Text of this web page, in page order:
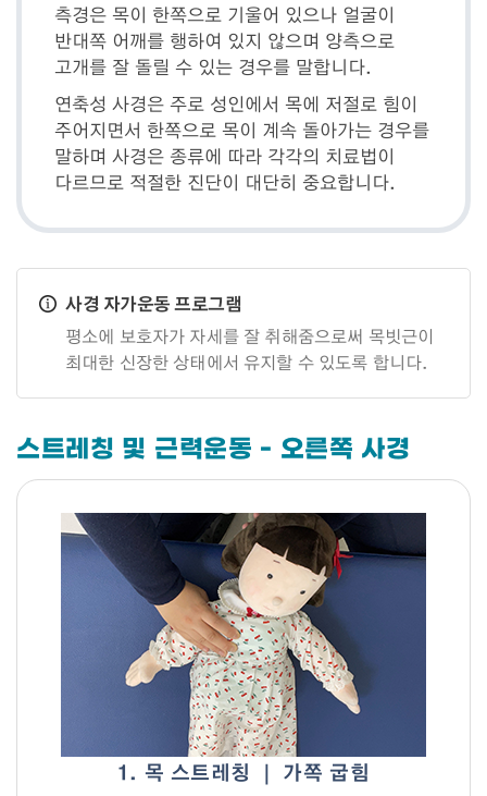
측경은 목이 한쪽으로 기울어 있으나 얼굴이
반대쪽 어깨를 행하여 있지 않으며 양측으로
고개를 잘 돌릴 수 있는 경우를 말합니다.
연축성 사경은 주로 성인에서 목에 저절로 힘이
주어지면서 한쪽으로 목이 계속 돌아가는 경우를
말하며 사경은 종류에 따라 각각의 치료법이
다르므로 적절한 진단이 대단히 중요합니다.
사경 자가운동 프로그램
평소에 보호자가 자세를 잘 취해줌으로써 목빗근이
최대한 신장한 상태에서 유지할 수 있도록 합니다.
스트레칭 및 근력운동 - 오른쪽 사경
1. 목 스트레칭 ｜ 가쪽 굽힘